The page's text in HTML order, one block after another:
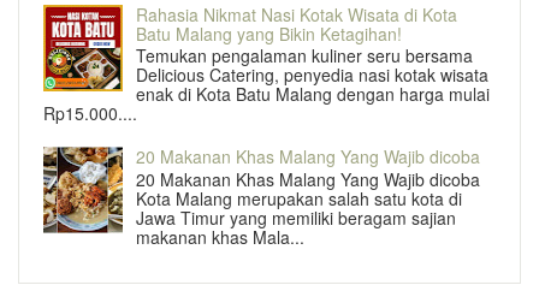
Rahasia Nikmat Nasi Kotak Wisata di Kota
Batu Malang yang Bikin Ketagihan!
Temukan pengalaman kuliner seru bersama
Delicious Catering, penyedia nasi kotak wisata
enak di Kota Batu Malang dengan harga mulai
Rp15.000....
20 Makanan Khas Malang Yang Wajib dicoba
20 Makanan Khas Malang Yang Wajib dicoba
Kota Malang merupakan salah satu kota di
Jawa Timur yang memiliki beragam sajian
makanan khas Mala...